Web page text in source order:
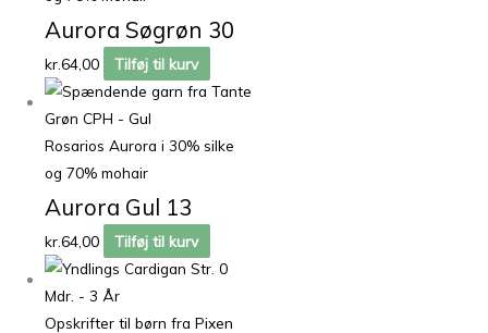
Aurora Søgrøn 30
kr.64,00 Tilføj til kurv
Rosarios Aurora i 30% silke
og 70% mohair
Aurora Gul 13
kr.64,00 Tilføj til kurv
Opskrifter til børn fra Pixen